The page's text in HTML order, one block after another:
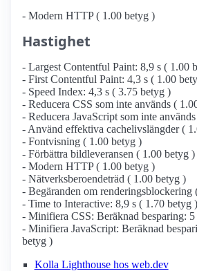
- Modern HTTP ( 1.00 betyg )
Hastighet
- Largest Contentful Paint: 8,9 s ( 1.00
- First Contentful Paint: 4,3 s ( 1.00
- Speed Index: 4,3 s ( 3.75 betyg )
- Reducera CSS som inte används (
- Reducera JavaScript som inte
- Använd effektiva cachelivslängder (
- Fontvisning ( 1.00 betyg )
- Förbättra bildleveransen ( 1.00 betyg )
- Modern HTTP ( 1.00 betyg )
- Nätverksberoendeträd ( 1.00 betyg )
- Begäranden om renderingsblockering
- Time to Interactive: 8,9 s ( 1.70 betyg )
- Minifiera CSS: Beräknad besparing:
- Minifiera JavaScript: Beräknad
betyg )
Kolla Lighthouse hos web.dev